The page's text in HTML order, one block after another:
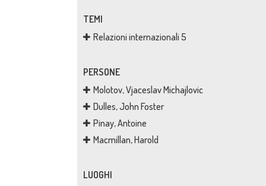
TEMI
Relazioni internazionali 5
PERSONE
Molotov, Vjaceslav Michajlovic
Dulles, John Foster
Pinay, Antoine
Macmillan, Harold
LUOGHI